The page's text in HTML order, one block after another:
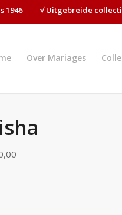
1946⠀⠀⠀√ Uitgebreide
Over Mariages